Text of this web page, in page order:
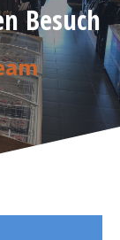
Besuch